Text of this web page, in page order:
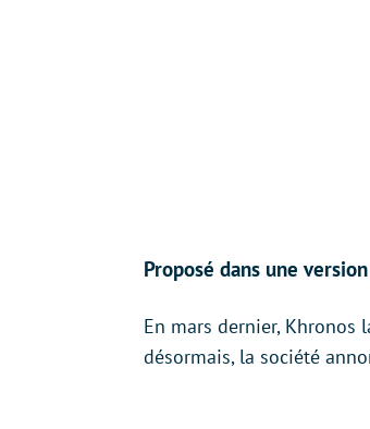
Proposé dans une
En mars dernier, Khronos
désormais, la société